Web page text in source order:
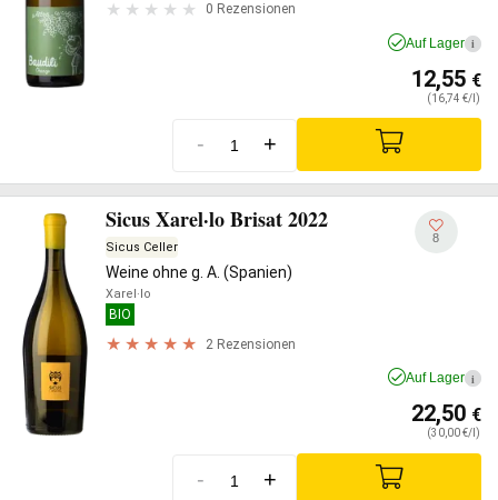
0 Rezensionen
Auf Lager i
12,55 €
(16,74 €/l)
- +
Sicus Xarel·lo Brisat 2022
Sicus Celler
Weine ohne g. A. (Spanien)
Xarel·lo
BIO
2 Rezensionen
8
Auf Lager i
22,50 €
(30,00 €/l)
- +